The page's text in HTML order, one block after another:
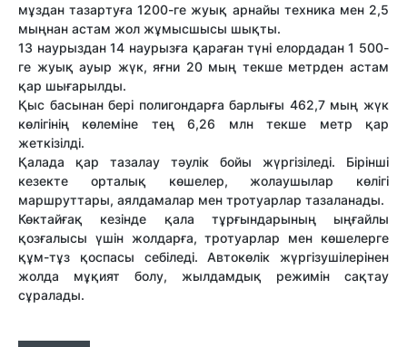
мұздан тазартуға 1200-ге жуық арнайы техника мен 2,5
мыңнан астам жол жұмысшысы шықты.
13 наурыздан 14 наурызға қараған түні елордадан 1 500-
ге жуық ауыр жүк, яғни 20 мың текше метрден астам
қар шығарылды.
Қыс басынан бері полигондарға барлығы 462,7 мың жүк
көлігінің көлеміне тең 6,26 млн текше метр қар
жеткізілді.
Қалада қар тазалау тәулік бойы жүргізіледі. Бірінші
кезекте орталық көшелер, жолаушылар көлігі
маршруттары, аялдамалар мен тротуарлар тазаланады.
Көктайғақ кезінде қала тұрғындарының ыңғайлы
қозғалысы үшін жолдарға, тротуарлар мен көшелерге
құм-тұз қоспасы себіледі. Автокөлік жүргізушілерінен
жолда мұқият болу, жылдамдық режимін сақтау
сұралады.